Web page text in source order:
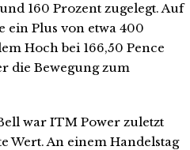
160 Prozent zugelegt. Auf
ein Plus von etwa 400
Hoch bei 166,50 Pence
die Bewegung zum
war ITM Power zuletzt
Wert. An einem Handelstag